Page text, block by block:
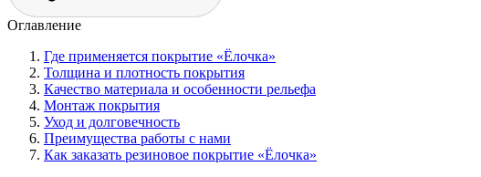
Оглавление
Где применяется покрытие «Ёлочка»
Толщина и плотность покрытия
Качество материала и особенности рельефа
Монтаж покрытия
Уход и долговечность
Преимущества работы с нами
Как заказать резиновое покрытие «Ёлочка»